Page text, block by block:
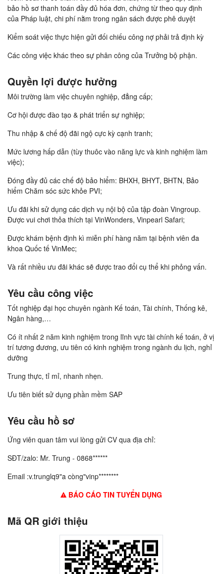
bảo hồ sơ thanh toán đầy đủ hóa đơn, chứng từ theo quy định
của Pháp luật, chi phí nằm trong ngân sách được phê duyệt
Kiểm soát việc thực hiện gửi đối chiếu công nợ phải trả định kỳ
Các công việc khác theo sự phân công của Trưởng bộ phận.
Quyền lợi được hưởng
Môi trường làm việc chuyên nghiệp, đẳng cấp;
Cơ hội được đào tạo & phát triển sự nghiệp;
Thu nhập & chế độ đãi ngộ cực kỳ cạnh tranh;
Mức lương hấp dẫn (tùy thuôc vào năng lực và kinh nghiệm làm
việc);
Đóng đầy đủ các chế độ bảo hiểm: BHXH, BHYT, BHTN, Bảo
hiểm Chăm sóc sức khỏe PVI;
Ưu đãi khi sử dụng các dịch vụ nội bộ của tập đoàn Vingroup.
Được vui chơi thỏa thích tại VinWonders, Vinpearl Safari;
Được khám bệnh định kì miễn phí hàng năm tại bệnh viên đa
khoa Quốc tế VinMec;
Và rất nhiều ưu đãi khác sẽ được trao đổi cụ thể khi phỏng vấn.
Yêu cầu công việc
Tốt nghiệp đại học chuyên ngành Kế toán, Tài chính, Thống kê,
Ngân hàng,…
Có ít nhất 2 năm kinh nghiệm trong lĩnh vực tài chính kế toán, ở vị
trí tương đương, ưu tiên có kinh nghiệm trong ngành du lịch, nghỉ
dưỡng
Trung thực, tỉ mỉ, nhanh nhẹn.
Ưu tiên biết sử dụng phần mềm SAP
Yêu cầu hồ sơ
Ứng viên quan tâm vui lòng gửi CV qua địa chỉ:
SĐT/zalo: Mr. Trung - 0868******
Email :v.trunglq9"a còng"vinp********
BÁO CÁO TIN TUYỂN DỤNG
Mã QR giới thiệu